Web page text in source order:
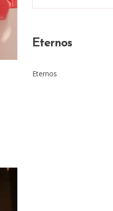
Eternos
Eternos